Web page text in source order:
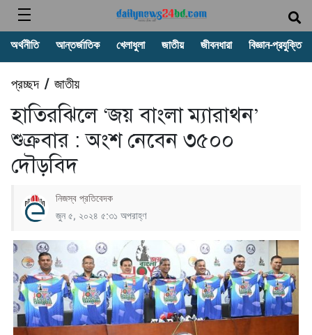
অর্থনীতি আন্তর্জাতিক খেলাধুলা জাতীয় জীবনধারা বিজ্ঞান-প্রযুক্তি
প্রচ্ছদ/ জাতীয়
হাতিরঝিলে ‘জয় বাংলা ম্যারাথন’
শুক্রবার : অংশ নেবেন ৩৫০০
দৌড়বিদ
নিজস্ব প্রতিবেদক
জুন ৫, ২০২৪ ৫:৩১ অপরাহ্ণ